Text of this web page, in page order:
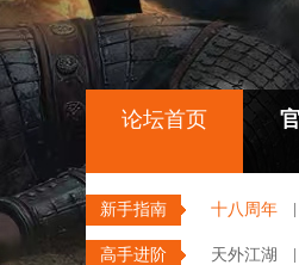
论坛首页
新手指南 十八周年
高手进阶 天外江湖